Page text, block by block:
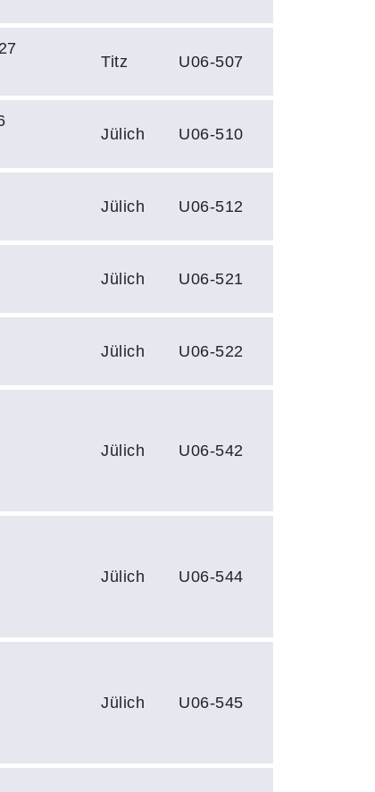
Titz U06-507
Jülich U06-510
Jülich U06-512
Jülich U06-521
Jülich U06-522
Jülich U06-542
Jülich U06-544
Jülich U06-545